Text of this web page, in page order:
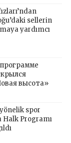
sellerin
yardımcı
высота»
spor
Halk Programı